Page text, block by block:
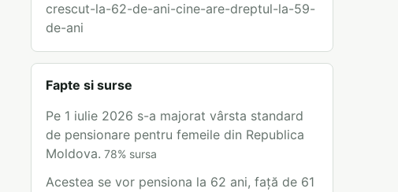
crescut-la-62-de-ani-cine-are-dreptul-la-59-
de-ani
Fapte si surse
Pe 1 iulie 2026 s-a majorat vârsta standard
de pensionare pentru femeile din Republica
Moldova. 78% sursa
Acestea se vor pensiona la 62 ani, față de 61